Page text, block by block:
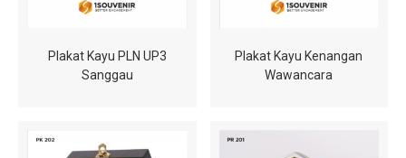
Plakat Kayu PLN UP3
Sanggau
Plakat Kayu Kenangan
Wawancara